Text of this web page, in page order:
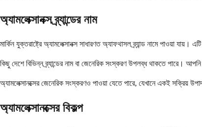
অ্যামলেক্সানক্স ব্র্যান্ডের নাম
মার্কিন যুক্তরাষ্ট্রে অ্যামলেক্সানক্স সাধারণত অ্যাফথাসল ব্র্যান্ড নামে পাওয়া যায়।
কিছু দেশে বিভিন্ন ব্র্যান্ডের নাম বা জেনেরিক সংস্করণ উপলব্ধ থাকতে পারে।
অ্যামলেক্সানক্সের জেনেরিক সংস্করণও পাওয়া যেতে পারে, যেখানে একই সক্রিয়
অ্যামলেক্সানক্সের বিকল্প